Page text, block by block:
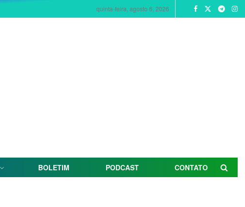
quinta-feira, agosto 6, 2026
BOLETIM PODCAST CONTATO